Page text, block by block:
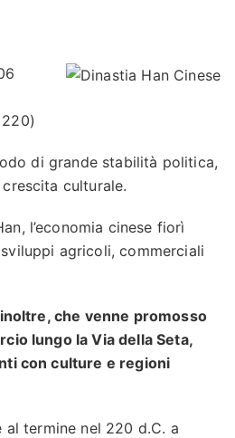
di grande stabilità politica,
culturale.
l’economia cinese fiorì
agricoli, commerciali
che venne promosso
lungo la Via della Seta,
con culture e regioni
al termine nel 220 d.C. a